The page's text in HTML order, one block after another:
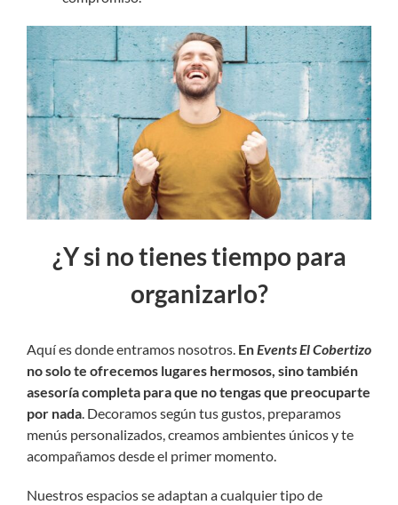
¿Y si no tienes tiempo para
organizarlo?
Aquí es donde entramos nosotros. EnEvents El Cobertizo
no solo te ofrecemos lugares hermosos, sino también
asesoría completa para que no tengas que preocuparte
por nada. Decoramos según tus gustos, preparamos
menús personalizados, creamos ambientes únicos y te
acompañamos desde el primer momento.
Nuestros espacios se adaptan a cualquier tipo de